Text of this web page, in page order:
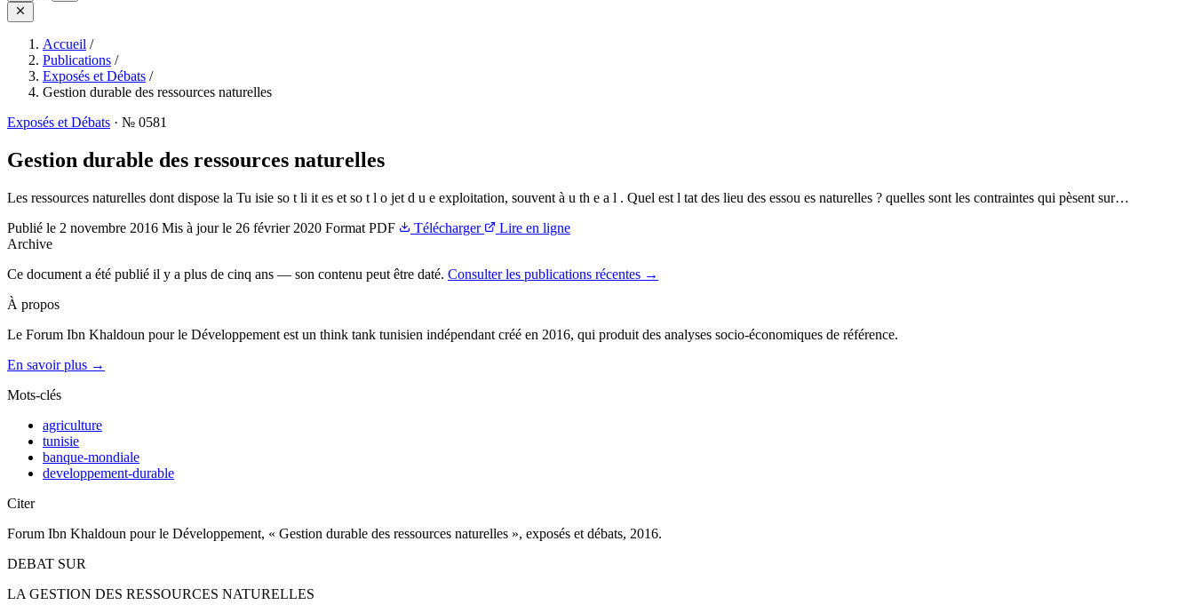
Accueil /
Publications /
Exposés et Débats /
Gestion durable des ressources naturelles
Exposés et Débats · № 0581
Gestion durable des ressources naturelles
Les ressources naturelles dont dispose la Tu isie so t li it es et so t l o jet d u e exploitation, souvent à u th e a l . Quel est l tat des lieu des essou es naturelles ? quelles sont les contraintes qui pèsent sur…
Publié le 2 novembre 2016 Mis à jour le 26 février 2020 Format PDF Télécharger
Lire en ligne
Archive
Ce document a été publié il y a plus de cinq ans — son contenu peut être daté. Consulter les publications récentes →
À propos
Le Forum Ibn Khaldoun pour le Développement est un think tank tunisien indépendant créé en 2016, qui produit des analyses socio-économiques de référence.
En savoir plus →
Mots-clés
agriculture
tunisie
banque-mondiale
developpement-durable
Citer
Forum Ibn Khaldoun pour le Développement, « Gestion durable des ressources naturelles », exposés et débats, 2016.
DEBAT SUR
LA GESTION DES RESSOURCES NATURELLES